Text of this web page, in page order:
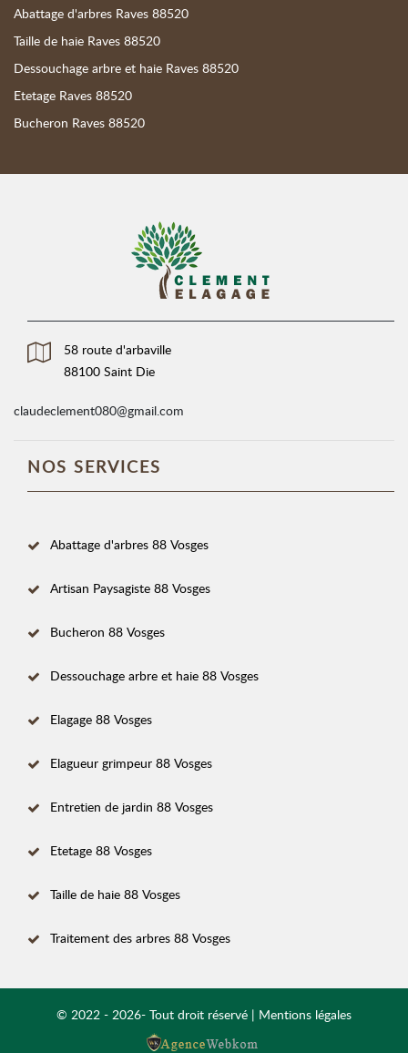
Abattage d'arbres Raves 88520
Taille de haie Raves 88520
Dessouchage arbre et haie Raves 88520
Etetage Raves 88520
Bucheron Raves 88520
58 route d'arbaville
88100 Saint Die
claudeclement080@gmail.com
NOS SERVICES
Abattage d'arbres 88 Vosges
Artisan Paysagiste 88 Vosges
Bucheron 88 Vosges
Dessouchage arbre et haie 88 Vosges
Elagage 88 Vosges
Elagueur grimpeur 88 Vosges
Entretien de jardin 88 Vosges
Etetage 88 Vosges
Taille de haie 88 Vosges
Traitement des arbres 88 Vosges
© 2022 - 2026- Tout droit réservé | Mentions légales